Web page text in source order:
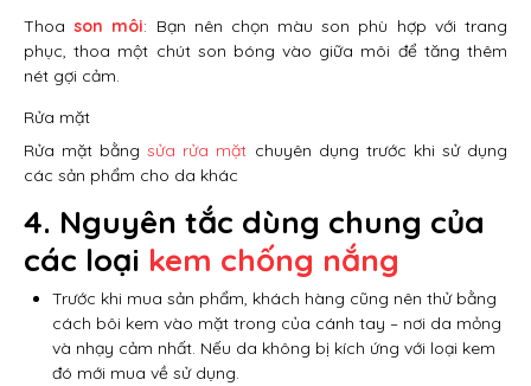
Thoason môi: Bạn nên chọn màu son phù hợp với trang
phục, thoa một chút son bóng vào giữa môi để tăng thêm
nét gợi cảm.
Rửa mặt
Rửa mặt bằngsửa rửa mặt chuyên dụng trước khi sử dụng
các sản phẩm cho da khác
4. Nguyên tắc dùng chung của
các loại kem chống nắng
Trước khi mua sản phẩm, khách hàng cũng nên thử bằng
cách bôi kem vào mặt trong của cánh tay – nơi da mỏng
và nhạy cảm nhất. Nếu da không bị kích ứng với loại kem
đó mới mua về sử dụng.